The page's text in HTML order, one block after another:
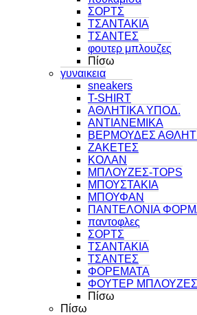
ΣΟΡΤΣ
ΤΣΑΝΤΑΚΙΑ
ΤΣΑΝΤΕΣ
φουτερ μπλουζες
Πίσω
γυναικεια
sneakers
T-SHIRT
ΑΘΛΗΤΙΚΑ ΥΠΟΔ.
ΑΝΤΙΑΝΕΜΙΚΑ
ΒΕΡΜΟΥΔΕΣ
ΖΑΚΕΤΕΣ
ΚΟΛΑΝ
ΜΠΛΟΥΖΕΣ-TOPS
ΜΠΟΥΣΤΑΚΙΑ
ΜΠΟΥΦΑΝ
ΠΑΝΤΕΛΟΝΙΑ
παντοφλες
ΣΟΡΤΣ
ΤΣΑΝΤΑΚΙΑ
ΤΣΑΝΤΕΣ
ΦΟΡΕΜΑΤΑ
ΦΟΥΤΕΡ ΜΠΛΟΥΖΕΣ
Πίσω
Πίσω